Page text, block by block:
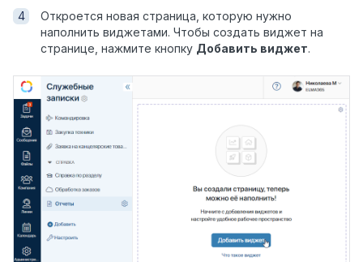
Откроется новая страница, которую нужно
наполнить виджетами. Чтобы создать виджет на
странице, нажмите кнопку Добавить виджет.